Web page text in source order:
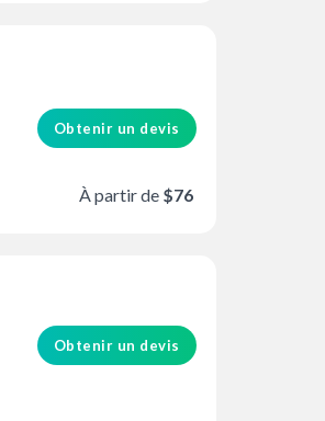
Obtenir un devis
À partir de $76
Obtenir un devis